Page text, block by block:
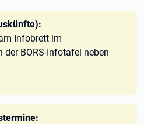
Infobrett im
der BORS-Infotafel neben